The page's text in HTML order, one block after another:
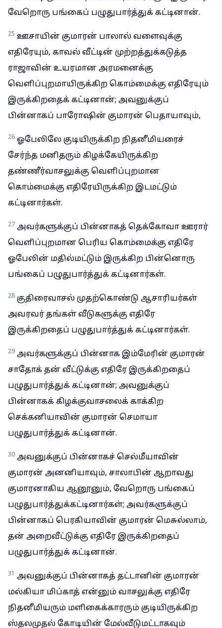
வேறொரு பங்கைப் பழுதுபார்த்துக் கட்டினான்.
25 ஊசாயின் குமாரன் பாலால் வளைவுக்கு
எதிரேயும், காவல் வீட்டின் முற்றத்துக்கடுத்த
ராஜாவின் உயரமான அரமனைக்கு
வெளிப்புறமாயிருக்கிற கொம்மைக்கு எதிரேயும்
இருக்கிறதைக் கட்டினான்; அவனுக்குப்
பின்னாகப் பாரோஷின் குமாரன் பெதாயாவும்,
26 ஓபேலிலே குடியிருக்கிற நிதனீமியரைச்
சேர்ந்த மனிதரும் கிழக்கேயிருக்கிற
தண்ணீர்வாசலுக்கு வெளிப்புறமான
கொம்மைக்கு எதிரேயிருக்கிற இடமட்டும்
கட்டினார்கள்.
27 அவர்களுக்குப் பின்னாகத் தெக்கோவா ஊரார்
வெளிப்புறமான பெரிய கொம்மைக்கு எதிரே
ஓபேலின் மதில்மட்டும் இருக்கிற பின்னொரு
பங்கைப் பழுதுபார்த்துக் கட்டினார்கள்.
28 குதிரைவாசல் முதற்கொண்டு ஆசாரியர்கள்
அவரவர் தங்கள் வீடுகளுக்கு எதிரே
இருக்கிறதைப் பழுதுபார்த்துக் கட்டினார்கள்.
29 அவர்களுக்குப் பின்னாக இம்மேரின் குமாரன்
சாதோக் தன் வீட்டுக்கு எதிரே இருக்கிறதைப்
பழுதுபார்த்துக் கட்டினான்; அவனுக்குப்
பின்னாகக் கிழக்குவாசலைக் காக்கிற
செக்கனியாவின் குமாரன் செமாயா
பழுதுபார்த்துக் கட்டினான்.
30 அவனுக்குப் பின்னாகச் செல்மீயாவின்
குமாரன் அனனியாவும், சாலாபின் ஆறாவது
குமாரனாகிய ஆனூனும், வேறொரு பங்கைப்
பழுதுபார்த்துக்கட்டினார்கள்; அவர்களுக்குப்
பின்னாகப் பெரகியாவின் குமாரன் மெசுல்லாம்,
தன் அறைவீட்டுக்கு எதிரே இருக்கிறதைப்
பழுதுபார்த்துக் கட்டினான்.
31 அவனுக்குப் பின்னாகத் தட்டானின் குமாரன்
மல்கியா மிப்காத் என்னும் வாசலுக்கு எதிரே
நிதனீமியரும் மளிகைக்காரரும் குடியிருக்கிற
ஸ்தலமுதல் கோடியின் மேல்வீடுமட்டாகவும்